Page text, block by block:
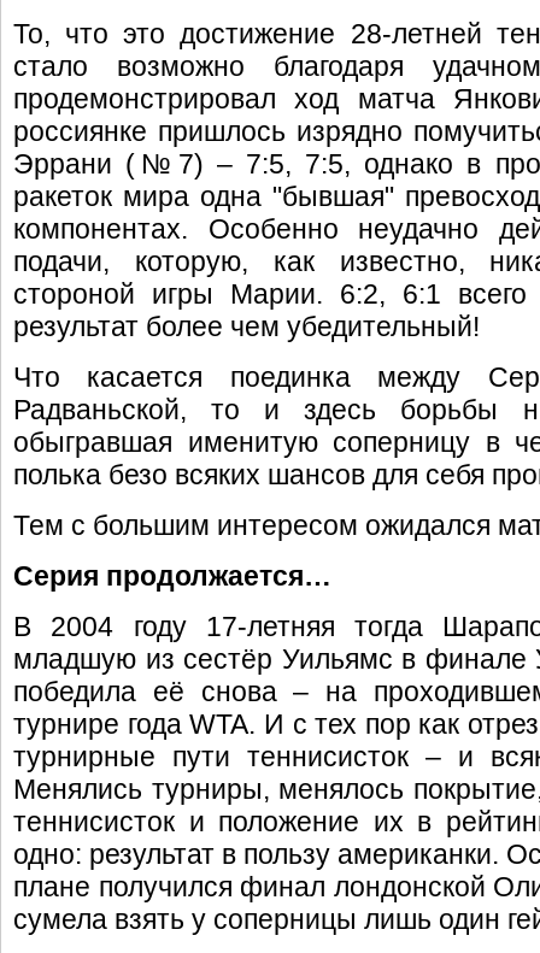
То, что это достижение 28-летней
стало возможно благодаря
продемонстрировал ход матча
россиянке пришлось изрядно
Эррани (№7) – 7:5, 7:5, однако в
ракеток мира одна "бывшая"
компонентах. Особенно неудачно
подачи, которую, как известно,
стороной игры Марии. 6:2, 6:1
результат более чем убедительный!
Что касается поединка между
Радваньской, то и здесь борьбы
обыгравшая именитую соперницу в
полька безо всяких шансов для себя
Тем с большим интересом ожидался
Серия продолжается…
В 2004 году 17-летняя тогда
младшую из сестёр Уильямс в финале
победила её снова – на
турнире года WTA. И с тех пор как
турнирные пути теннисисток – и
Менялись турниры, менялось
теннисисток и положение их в
одно: результат в пользу американки.
плане получился финал лондонской
сумела взять у соперницы лишь один